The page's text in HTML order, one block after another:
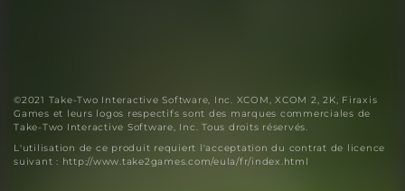
©2021 Take-Two Interactive Software, Inc. XCOM, XCOM 2, 2K, Firaxis
Games et leurs logos respectifs sont des marques commerciales de
Take-Two Interactive Software, Inc. Tous droits réservés.
L'utilisation de ce produit requiert l'acceptation du contrat de licence
suivant : http://www.take2games.com/eula/fr/index.html